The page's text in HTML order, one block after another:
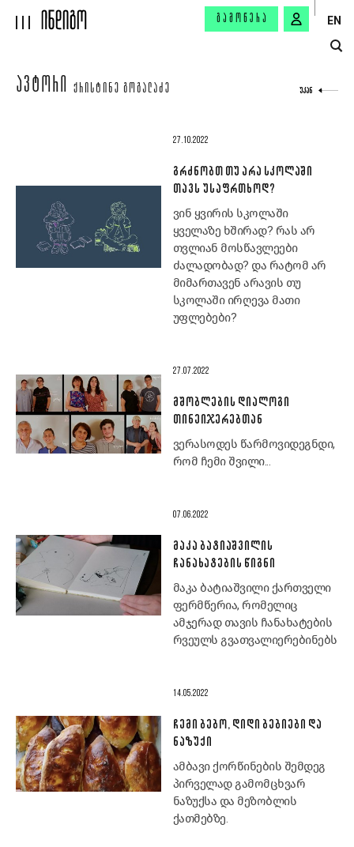
ᲒᲐᲛᲝᲬᲔᲠᲐ EN
ᲐᲕᲢᲝᲠᲘ ᲥᲠᲘᲡᲢᲘᲜᲔ ᲒᲝᲒᲐᲚᲐᲫᲔ ᲣᲙᲐᲜ
27.10.2022
ᲒᲠᲫᲜᲝᲑᲗ ᲗᲣ ᲐᲠᲐ ᲡᲙᲝᲚᲐᲨᲘ
ᲗᲐᲕᲡ ᲣᲡᲐᲤᲠᲗᲮᲝᲓ?
ვინ ყვირის სკოლაში
ყველაზე ხშირად? რას არ
თვლიან მოსწავლეები
ძალადობად? და რატომ არ
მიმართავენ არავის თუ
სკოლაში ირღევა მათი
უფლებები?
27.07.2022
ᲛᲨᲝᲑᲚᲔᲑᲘᲡ ᲓᲘᲐᲚᲝᲒᲘ
ᲗᲘᲜᲔᲘᲯᲔᲠᲔᲑᲗᲐᲜ
ვერასოდეს წარმოვიდეგნდი,
რომ ჩემი შვილი...
07.06.2022
ᲛᲐᲙᲐ ᲑᲐᲢᲘᲐᲨᲕᲘᲚᲘᲡ
ᲩᲐᲜᲐᲮᲐᲢᲔᲑᲘᲡ ᲬᲘᲒᲜᲘ
მაკა ბატიაშვილი ქართველი
ფერმწერია, რომელიც
ამჯერად თავის ჩანახატების
რვეულს გვათვალიერებინებს
14.05.2022
ᲩᲔᲛᲘ ᲑᲔᲑᲝ, ᲓᲘᲓᲘ ᲑᲔᲑᲘᲔᲑᲘ ᲓᲐ
ᲜᲐᲖᲣᲥᲘ
ამბავი ქორწინების შემდეგ
პირველად გამომცხვარ
ნაზუქსა და მეზობლის
ქათმებზე.